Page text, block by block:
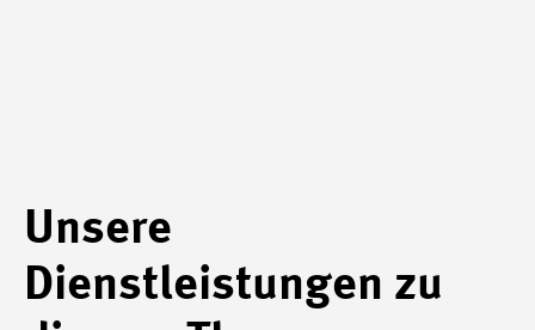
Unsere
Dienstleistungen zu